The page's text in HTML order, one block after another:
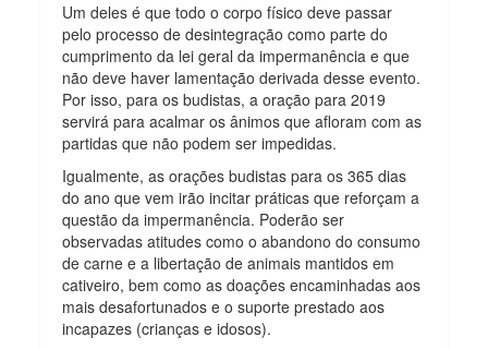
Um deles é que todo o corpo físico deve passar
pelo processo de desintegração como parte do
cumprimento da lei geral da impermanência e que
não deve haver lamentação derivada desse evento.
Por isso, para os budistas, a oração para 2019
servirá para acalmar os ânimos que afloram com as
partidas que não podem ser impedidas.
Igualmente, as orações budistas para os 365 dias
do ano que vem irão incitar práticas que reforçam a
questão da impermanência. Poderão ser
observadas atitudes como o abandono do consumo
de carne e a libertação de animais mantidos em
cativeiro, bem como as doações encaminhadas aos
mais desafortunados e o suporte prestado aos
incapazes (crianças e idosos).